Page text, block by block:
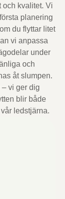
och kvalitet. Vi
planering
du flyttar litet
vi anpassa
under
och
åt slumpen.
– vi ger dig
blir både
ledstjärna.